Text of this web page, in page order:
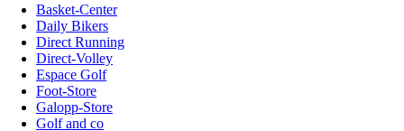
Basket-Center
Daily Bikers
Direct Running
Direct-Volley
Espace Golf
Foot-Store
Galopp-Store
Golf and co